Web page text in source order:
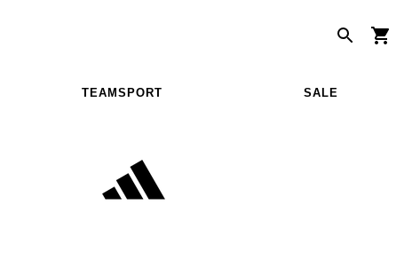
TEAMSPORT SALE